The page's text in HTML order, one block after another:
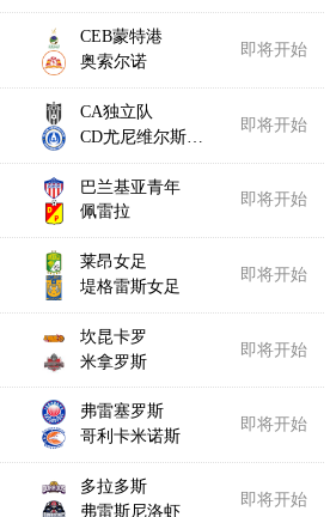
CEB蒙特港
奥索尔诺
即将开始
CA独立队
CD尤尼维尔斯塔里奥
即将开始
巴兰基亚青年
佩雷拉
即将开始
莱昂女足
堤格雷斯女足
即将开始
坎昆卡罗
米拿罗斯
即将开始
弗雷塞罗斯
哥利卡米诺斯
即将开始
多拉多斯
弗雷斯尼洛虾
即将开始